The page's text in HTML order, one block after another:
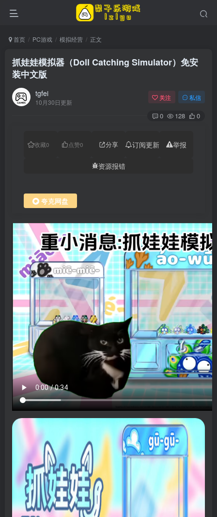
首页 PC游戏 模拟经营 正文
抓娃娃模拟器（Doll Catching Simulator）免安
装中文版
tgfei
10月30日更新
关注 私信
0 128 0
收藏0 点赞0 分享 订阅更新 举报
资源报错
夸克网盘